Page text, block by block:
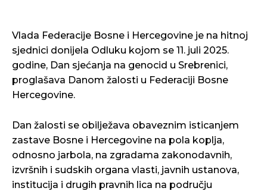
Vlada Federacije Bosne i Hercegovine je na hitnoj
sjednici donijela Odluku kojom se 11. juli 2025.
godine, Dan sjećanja na genocid u Srebrenici,
proglašava Danom žalosti u Federaciji Bosne
Hercegovine.
Dan žalosti se obilježava obaveznim isticanjem
zastave Bosne i Hercegovine na pola koplja,
odnosno jarbola, na zgradama zakonodavnih,
izvršnih i sudskih organa vlasti, javnih ustanova,
institucija i drugih pravnih lica na području